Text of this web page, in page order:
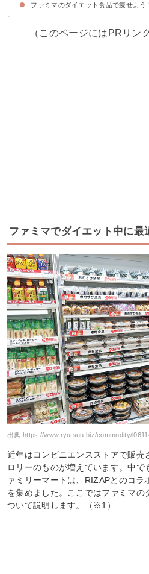
①朝ご飯
②昼ごはん・ランチ
③夜ご飯
④間食
ファミマのダイエット食品で痩せよう！
（このページにはPRリン
ファミマでダイエット中に最
出典: https://www.ryutsuu.biz/commodity/
近年はコンビニエンスストアで販売
ロリーのものが増えています。中で
ァミリーマートは、RIZAPとのコラ
を集めました。ここではファミマの
ついて説明します。（※1）